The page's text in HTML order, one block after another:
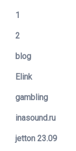
1
2
blog
Elink
gambling
inasound.ru
jetton 23.09